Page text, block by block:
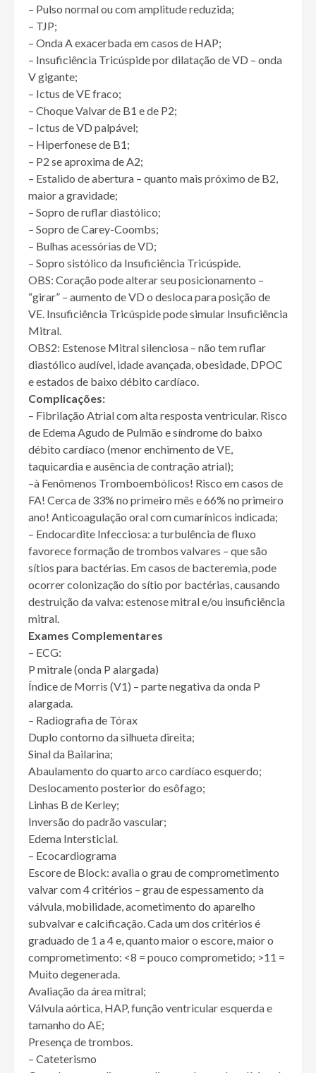
– Pulso normal ou com amplitude reduzida;
– TJP;
– Onda A exacerbada em casos de HAP;
– Insuficiência Tricúspide por dilatação de VD – onda
V gigante;
– Ictus de VE fraco;
– Choque Valvar de B1 e de P2;
– Ictus de VD palpável;
– Hiperfonese de B1;
– P2 se aproxima de A2;
– Estalido de abertura – quanto mais próximo de B2,
maior a gravidade;
– Sopro de ruflar diastólico;
– Sopro de Carey-Coombs;
– Bulhas acessórias de VD;
– Sopro sistólico da Insuficiência Tricúspide.
OBS: Coração pode alterar seu posicionamento –
“girar” – aumento de VD o desloca para posição de
VE. Insuficiência Tricúspide pode simular Insuficiência
Mitral.
OBS2: Estenose Mitral silenciosa – não tem ruflar
diastólico audível, idade avançada, obesidade, DPOC
e estados de baixo débito cardíaco.
Complicações:
– Fibrilação Atrial com alta resposta ventricular. Risco
de Edema Agudo de Pulmão e síndrome do baixo
débito cardíaco (menor enchimento de VE,
taquicardia e ausência de contração atrial);
–à Fenômenos Tromboembólicos! Risco em casos de
FA! Cerca de 33% no primeiro mês e 66% no primeiro
ano! Anticoagulação oral com cumarínicos indicada;
– Endocardite Infecciosa: a turbulência de fluxo
favorece formação de trombos valvares – que são
sítios para bactérias. Em casos de bacteremia, pode
ocorrer colonização do sítio por bactérias, causando
destruição da valva: estenose mitral e/ou insuficiência
mitral.
Exames Complementares
– ECG:
P mitrale (onda P alargada)
Índice de Morris (V1) – parte negativa da onda P
alargada.
– Radiografia de Tórax
Duplo contorno da silhueta direita;
Sinal da Bailarina;
Abaulamento do quarto arco cardíaco esquerdo;
Deslocamento posterior do esôfago;
Linhas B de Kerley;
Inversão do padrão vascular;
Edema Intersticial.
– Ecocardiograma
Escore de Block: avalia o grau de comprometimento
valvar com 4 critérios – grau de espessamento da
válvula, mobilidade, acometimento do aparelho
subvalvar e calcificação. Cada um dos critérios é
graduado de 1 a 4 e, quanto maior o escore, maior o
comprometimento: <8 = pouco comprometido; >11 =
Muito degenerada.
Avaliação da área mitral;
Válvula aórtica, HAP, função ventricular esquerda e
tamanho do AE;
Presença de trombos.
– Cateterismo